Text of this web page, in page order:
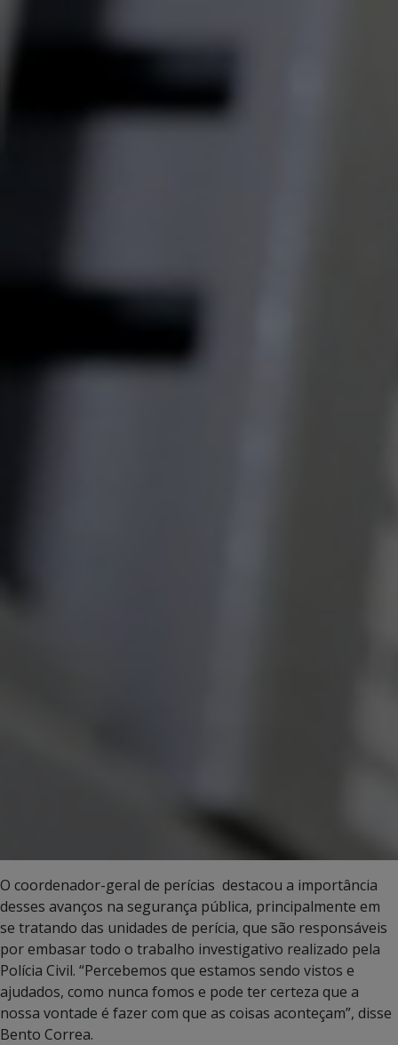
O coordenador-geral de perícias destacou a importância
desses avanços na segurança pública, principalmente em
se tratando das unidades de perícia, que são responsáveis
por embasar todo o trabalho investigativo realizado pela
Polícia Civil. “Percebemos que estamos sendo vistos e
ajudados, como nunca fomos e pode ter certeza que a
nossa vontade é fazer com que as coisas aconteçam”, disse
Bento Correa.